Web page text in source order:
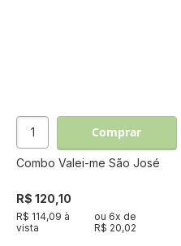
Comprar
Combo Valei-me São José
R$ 120,10
R$ 114,09 à
vista
ou 6x de
R$ 20,02